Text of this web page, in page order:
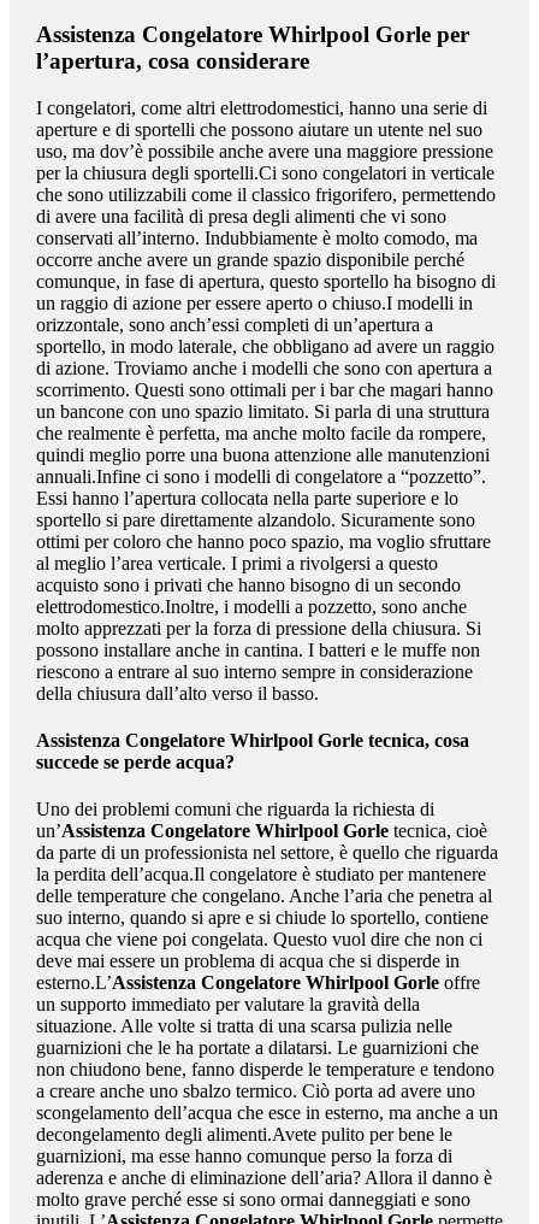
Assistenza Congelatore Whirlpool Gorleper
l’apertura, cosa considerare
I congelatori, come altri elettrodomestici, hanno una serie di
aperture e di sportelli che possono aiutare un utente nel suo
uso, ma dov’è possibile anche avere una maggiore pressione
per la chiusura degli sportelli.Ci sono congelatori in verticale
che sono utilizzabili come il classico frigorifero, permettendo
di avere una facilità di presa degli alimenti che vi sono
conservati all’interno. Indubbiamente è molto comodo, ma
occorre anche avere un grande spazio disponibile perché
comunque, in fase di apertura, questo sportello ha bisogno di
un raggio di azione per essere aperto o chiuso.I modelli in
orizzontale, sono anch’essi completi di un’apertura a
sportello, in modo laterale, che obbligano ad avere un raggio
di azione. Troviamo anche i modelli che sono con apertura a
scorrimento. Questi sono ottimali per i bar che magari hanno
un bancone con uno spazio limitato. Si parla di una struttura
che realmente è perfetta, ma anche molto facile da rompere,
quindi meglio porre una buona attenzione alle manutenzioni
annuali.Infine ci sono i modelli di congelatore a “pozzetto”.
Essi hanno l’apertura collocata nella parte superiore e lo
sportello si pare direttamente alzandolo. Sicuramente sono
ottimi per coloro che hanno poco spazio, ma voglio sfruttare
al meglio l’area verticale. I primi a rivolgersi a questo
acquisto sono i privati che hanno bisogno di un secondo
elettrodomestico.Inoltre, i modelli a pozzetto, sono anche
molto apprezzati per la forza di pressione della chiusura. Si
possono installare anche in cantina. I batteri e le muffe non
riescono a entrare al suo interno sempre in considerazione
della chiusura dall’alto verso il basso.
Assistenza Congelatore Whirlpool Gorletecnica, cosa
succede se perde acqua?
Uno dei problemi comuni che riguarda la richiesta di
un’Assistenza Congelatore Whirlpool Gorletecnica, cioè
da parte di un professionista nel settore, è quello che riguarda
la perdita dell’acqua.Il congelatore è studiato per mantenere
delle temperature che congelano. Anche l’aria che penetra al
suo interno, quando si apre e si chiude lo sportello, contiene
acqua che viene poi congelata. Questo vuol dire che non ci
deve mai essere un problema di acqua che si disperde in
esterno.L’Assistenza Congelatore Whirlpool Gorleoffre
un supporto immediato per valutare la gravità della
situazione. Alle volte si tratta di una scarsa pulizia nelle
guarnizioni che le ha portate a dilatarsi. Le guarnizioni che
non chiudono bene, fanno disperde le temperature e tendono
a creare anche uno sbalzo termico. Ciò porta ad avere uno
scongelamento dell’acqua che esce in esterno, ma anche a un
decongelamento degli alimenti.Avete pulito per bene le
guarnizioni, ma esse hanno comunque perso la forza di
aderenza e anche di eliminazione dell’aria? Allora il danno è
molto grave perché esse si sono ormai danneggiati e sono